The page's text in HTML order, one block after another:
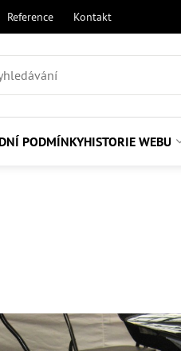
Reference Kontakt
PODMÍNKYHISTORIE WEBU